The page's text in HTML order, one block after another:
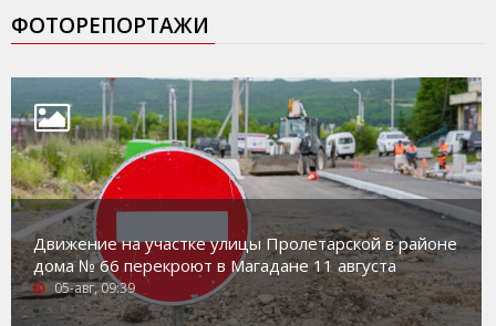
ФОТОРЕПОРТАЖИ
Движение на участке улицы Пролетарской в районе
дома № 66 перекроют в Магадане 11 августа
05-авг, 09:39